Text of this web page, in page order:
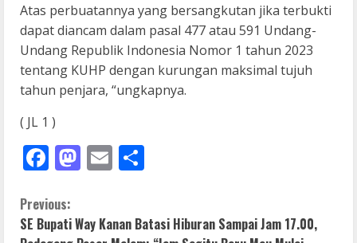
Atas perbuatannya yang bersangkutan jika terbukti
dapat diancam dalam pasal 477 atau 591 Undang-
Undang Republik Indonesia Nomor 1 tahun 2023
tentang KUHP dengan kurungan maksimal tujuh
tahun penjara, “ungkapnya.
( JL 1 )
Facebook
Mastodon
Email
C
Previous:
SE Bupati Way Kanan Batasi Hiburan Sampai Jam 17.00,